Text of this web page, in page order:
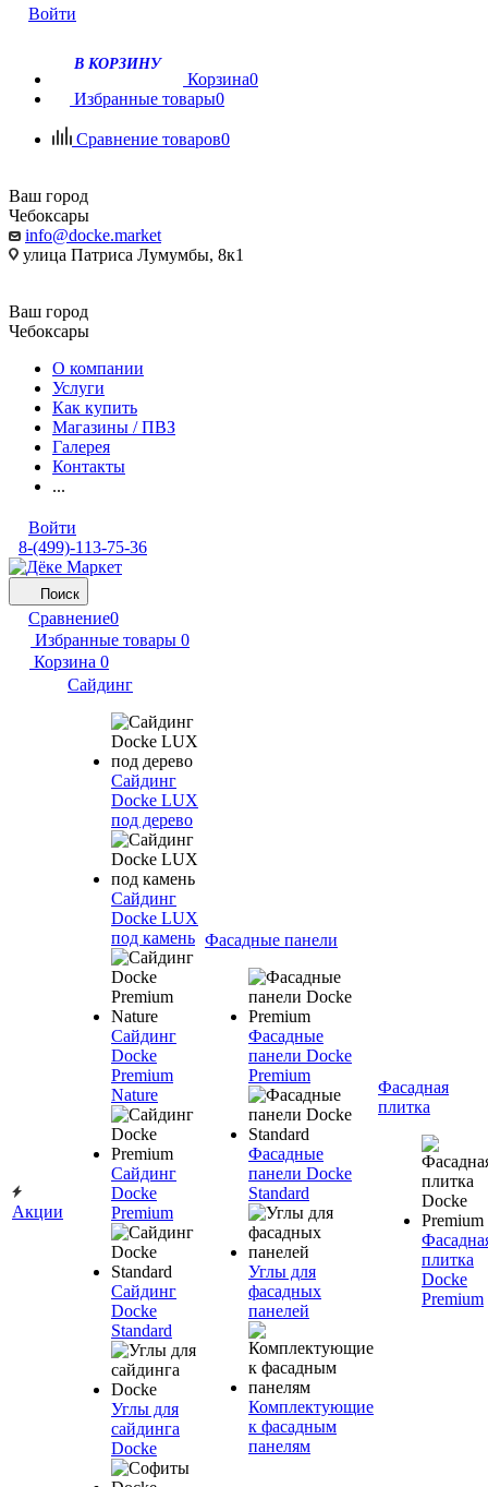
Войти
В КОРЗИНУ
Корзина0
Избранные товары0
Сравнение товаров0
Ваш город
Чебоксары
info@docke.market
улица Патриса Лумумбы, 8к1
Ваш город
Чебоксары
О компании
Услуги
Как купить
Магазины / ПВЗ
Галерея
Контакты
...
Войти
8-(499)-113-75-36
Поиск
Сравнение0
Избранные товары 0
Корзина 0
Акции
Сайдинг
Сайдинг
Docke LUX
под дерево
Сайдинг
Docke LUX
под камень
Сайдинг
Docke
Premium
Nature
Сайдинг
Docke
Premium
Сайдинг
Docke
Standard
Углы для
сайдинга
Docke
Фасадные панели
Фасадные
панели Docke
Premium
Фасадные
панели Docke
Standard
Углы для
фасадных
панелей
Комплектующие
к фасадным
панелям
Фасадная
плитка
плитка
Docke
Premium